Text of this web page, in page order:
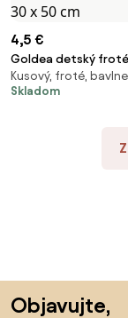
4,5 €
Goldea detský
zajačik na zelenej 30
Kusový, froté,
Skladom
Objavujte,